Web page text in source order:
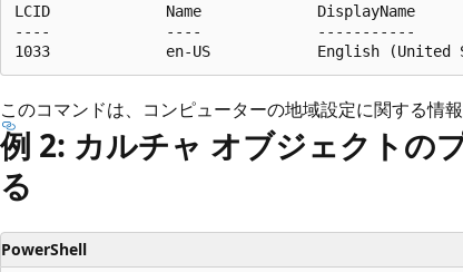
LCID             Name             DisplayName
----             ----             -----------
このコマンドは、コンピューターの地域設定に関する情報
例 2: カルチャ オブジェクトの
る
PowerShell